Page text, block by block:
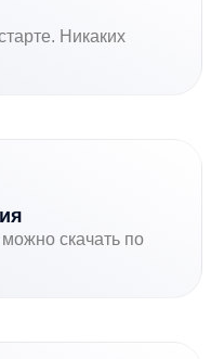
Никаких
скачать по